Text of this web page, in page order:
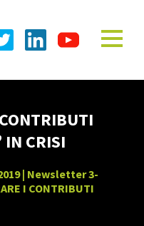
IN CRISI
| Newsletter 3-
I CONTRIBUTI